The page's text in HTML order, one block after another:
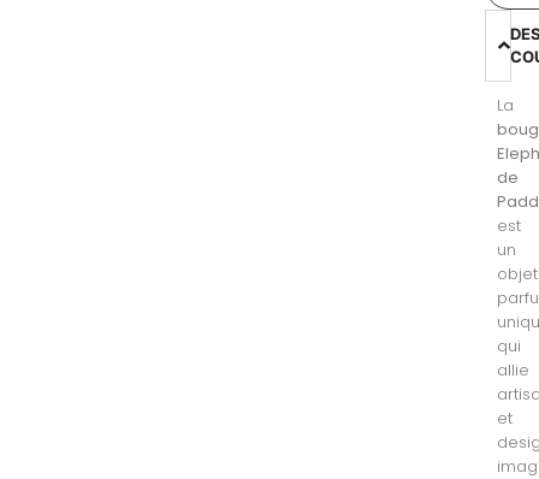
La
de
est
un
objet
qui
allie
et